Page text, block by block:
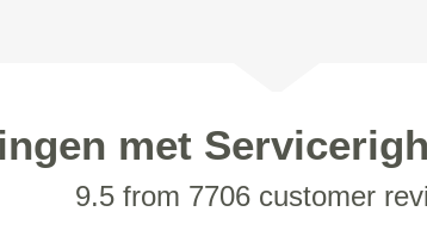
met
9.5 from 7706 customer